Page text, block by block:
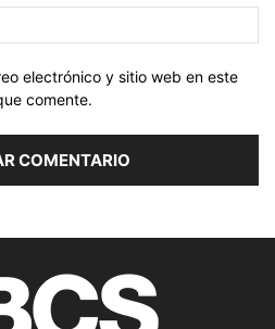
electrónico y sitio web en este
comente.